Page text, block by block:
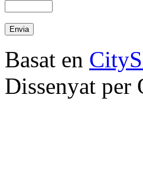
Basat en
Dissenyat per